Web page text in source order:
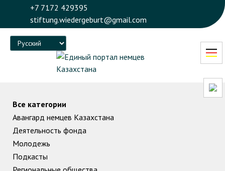
+7 7172 429395
stiftung.wiedergeburt@gmail.com
Language
Все категории
Авангард немцев Казахстана
Деятельность фонда
Молодежь
Подкасты